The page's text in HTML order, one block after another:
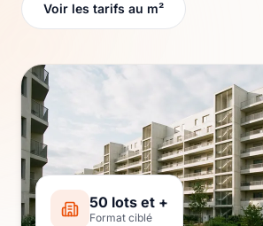
Voir les tarifs au m²
50 lots et +
Format ciblé